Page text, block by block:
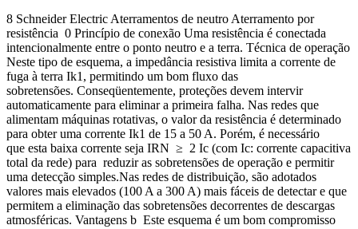
8 Schneider Electric Aterramentos de neutro Aterramento por
resistência 0 Princípio de conexão Uma resistência é conectada
intencionalmente entre o ponto neutro e a terra. Técnica de operação
Neste tipo de esquema, a impedância resistiva limita a corrente de
fuga à terra Ik1, permitindo um bom fluxo das
sobretensões. Conseqüentemente, proteções devem intervir
automaticamente para eliminar a primeira falha. Nas redes que
alimentam máquinas rotativas, o valor da resistência é determinado
para obter uma corrente Ik1 de 15 a 50 A. Porém, é necessário
que esta baixa corrente seja IRN ≥ 2 Ic (com Ic: corrente capacitiva
total da rede) para reduzir as sobretensões de operação e permitir
uma detecção simples.Nas redes de distribuição, são adotados
valores mais elevados (100 A a 300 A) mais fáceis de detectar e que
permitem a eliminação das sobretensões decorrentes de descargas
atmosféricas. Vantagens b Este esquema é um bom compromisso